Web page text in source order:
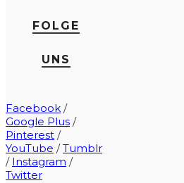
FOLGE
UNS
Facebook /
Google Plus /
Pinterest /
YouTube /Tumblr
/ Instagram /
Twitter